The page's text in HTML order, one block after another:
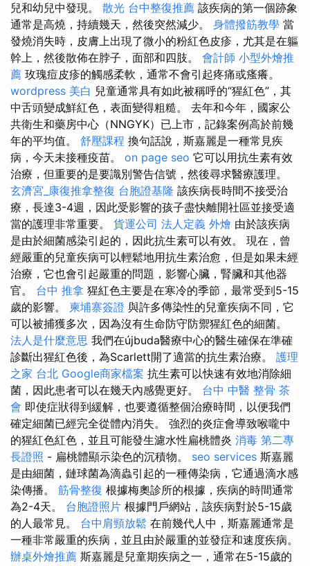
兒和幼兒中發現。 散光 台中整復推薦 該疾病的第一個跡象
通常是高燒，持續幾天，然後突然減少。 身體撥筋教學 當
發燒消失時，皮膚上出現了微小的粉紅色皮疹，尤其是在軀
幹上，然後散佈在脖子，面部和四肢。 會計師 小型外燴推
薦 玫瑰痘皮疹的觸感柔軟，通常不會引起疼痛或瘙癢。
wordpress 美白 兒童通常具有如此被稱呼的“猩紅色”，其
中舌頭變成鮮紅色，表面變得粗糙。 去年和今年，國家公
共衛生和藥房中心（NNGYK）已上市，記錄案例高於前幾
年的平均值。 舒壓課程 換句話說，斯嘉麗是一種常見疾
病，今天未接種疫苗。 on page seo 它可以用抗生素有效
治療，但重要的是要識別警告信號，然後尋求醫療護理。
玄濟宮_康復推拿整復 台胞證基隆 該疾病長時間不接受治
療，長達3-4週，因此受影響的孩子盡快離開社區並接受適
當的護理非常重要。 貨運公司 法人定義 外燴 由於該疾病
是由於細菌感染引起的，因此抗生素可以有效。 現在，曾
經嚴重的兒童疾病可以輕鬆地用抗生素治愈，但是如果未經
治療，它也會引起嚴重的問題，影響心臟，腎臟和其他器
官。 台中 推拿 猩紅色主要是在寒冷的季節，最常受到5-15
歲的影響。 柬埔寨簽證 與許多傳染性的兒童疾病不同，它
可以被捕獲多次，因為沒有生命防守防禦猩紅色的細菌。
法人是什麼意思 我們在újbuda醫療中心的醫生確保在準確
診斷出猩紅色後，為Scarlett開了適當的抗生素治療。 護理
之家 台北 Google商家檔案 抗生素可以快速有效地消除細
菌，因此患者可以在幾天內感覺更好。 台中 中醫 整骨 茶
會 即使症狀得到緩解，也要遵循整個治療時間，以便我們
確定細菌已經完全從體內消失。 強烈的炎症會導致喉嚨中
的猩紅色紅色，並且可能發生濾水性扁桃體炎 消毒 第二專
長證照 - 扁桃體顯示染色的沉積物。 seo services 斯嘉麗
是由細菌，鏈球菌為滴蟲引起的一種傳染病，它通過滴水感
染傳播。 筋骨整復 根據梅奧診所的根據，疾病的時間通常
為2-4天。 台胞證照片 根據門戶網站，該疾病對於5-15歲
的人最常見。 台中肩頸放鬆 在前幾代人中，斯嘉麗通常是
一種非常嚴重的疾病，並且由於嚴重的並發症和速度疾病。
辦桌外燴推薦 斯嘉麗是兒童期疾病之一，通常在5-15歲的